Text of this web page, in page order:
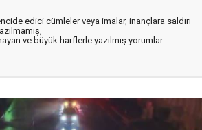
edici cümleler veya imalar, inançlara saldırı
ve büyük harflerle yazılmış yorumlar